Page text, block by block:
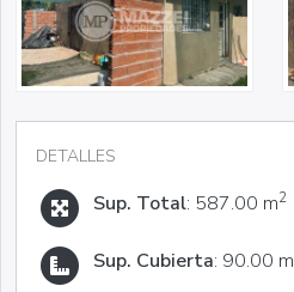
DETALLES
Sup. Total: 587.00 m2
Sup. Cubierta: 90.00 m